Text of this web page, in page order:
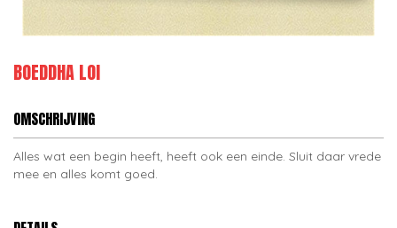
BOEDDHA LOI
OMSCHRIJVING
Alles wat een begin heeft, heeft ook een einde. Sluit daar vrede
mee en alles komt goed.